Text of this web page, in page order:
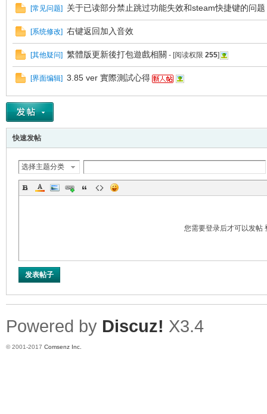
[常见问题] 关于已读部分禁止跳过功能失效和steam快捷键的问题
[系统修改] 右键返回加入音效
[其他疑问] - [阅读权限 255]
[界面编辑] 3.85 ver 實際測試心得
快速发帖
选择主题分类
您需要登录后才可以发帖
发表帖子
Powered by Discuz! X3.4
© 2001-2017 Comsenz Inc.